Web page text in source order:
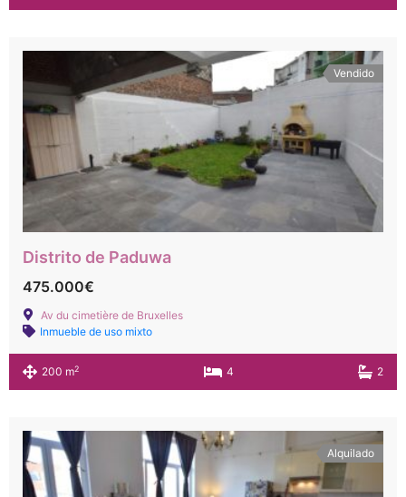
Vendido
Distrito de Paduwa
475.000€
Av du cimetière de Bruxelles
Inmueble de uso mixto
200 m2 4 2
Alquilado